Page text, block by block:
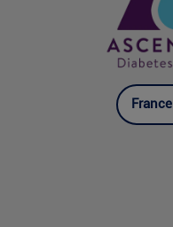
France